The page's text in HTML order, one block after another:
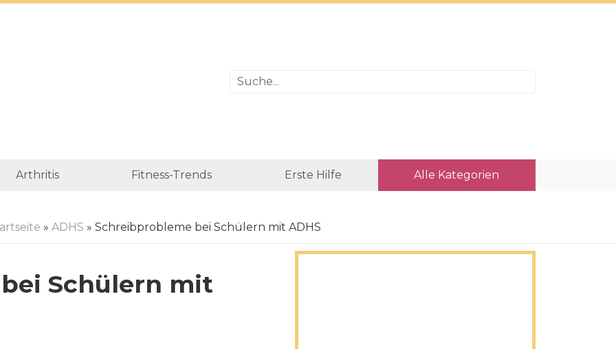
Arthritis Fitness-Trends Erste Hilfe Alle Kategorien
» ADHS » Schreibprobleme bei Schülern mit ADHS
Schülern mit